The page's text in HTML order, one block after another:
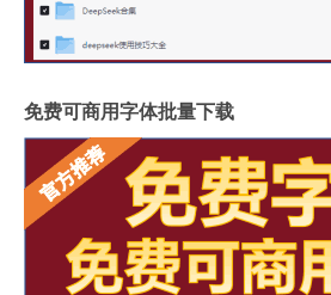
免费可商用字体批量下载